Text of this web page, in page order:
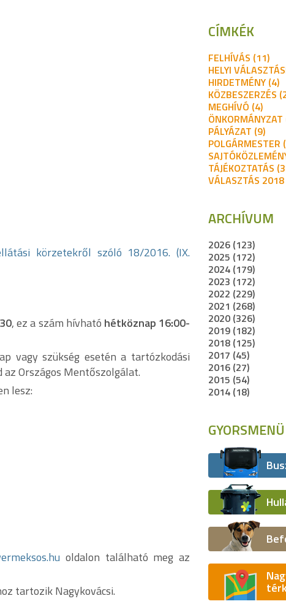
körzetekről szóló 18/2016. (IX.
, ez a szám hívható hétköznap 16:00-
vagy szükség esetén a tartózkodási
Országos Mentőszolgálat.
lesz:
oldalon található meg az
tartozik Nagykovácsi.
CÍMKÉK
FELHÍVÁS (11)
HELYI
HIRDETMÉNY (4)
KÖZBESZERZÉS
MEGHÍVÓ (4)
PÁLYÁZAT (9)
POLGÁRMESTER
TÁJÉKOZTATÁS
VÁLASZTÁS
ARCHÍVUM
2026 (123)
2025 (172)
2024 (179)
2023 (172)
2022 (229)
2021 (268)
2020 (326)
2019 (182)
2018 (125)
2017 (45)
2016 (27)
2015 (54)
2014 (18)
GYORSMENÜ